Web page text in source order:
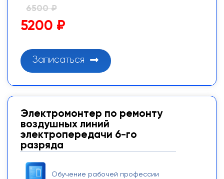
6500 ₽
5200 ₽
Записаться
Электромонтер по ремонту
воздушных линий
электропередачи 6-го
разряда
Обучение рабочей профессии